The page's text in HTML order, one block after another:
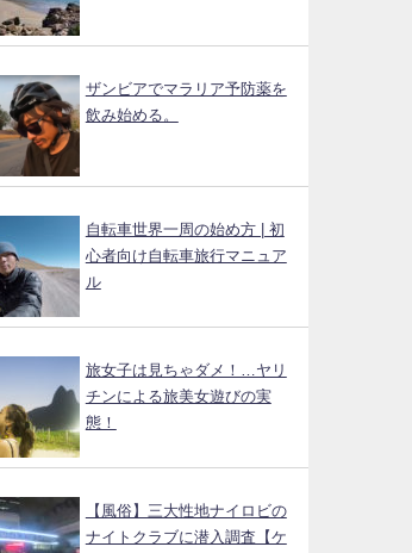
ザンビアでマラリア予防薬を
飲み始める。
自転車世界一周の始め方 | 初
心者向け自転車旅行マニュア
ル
旅女子は見ちゃダメ！…ヤリ
チンによる旅美女遊びの実
態！
【風俗】三大性地ナイロビの
ナイトクラブに潜入調査【ケ